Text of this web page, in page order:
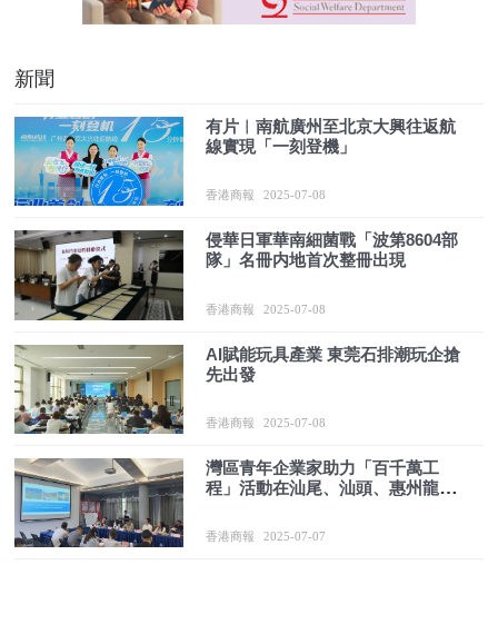
新聞
有片︱南航廣州至北京大興往返航
線實現「一刻登機」
香港商報 2025-07-08
侵華日軍華南細菌戰「波第8604部
隊」名冊内地首次整冊出現
香港商報 2025-07-08
AI賦能玩具產業 東莞石排潮玩企搶
先出發
香港商報 2025-07-08
灣區青年企業家助力「百千萬工
程」活動在汕尾、汕頭、惠州龍門
香港商報 2025-07-07